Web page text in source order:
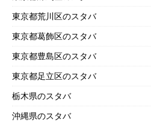
東京都荒川区のスタバ
東京都葛飾区のスタバ
東京都豊島区のスタバ
東京都足立区のスタバ
栃木県のスタバ
沖縄県のスタバ